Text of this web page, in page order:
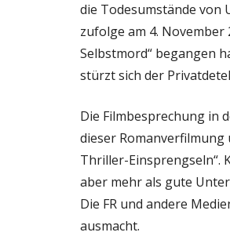
die Todesumstände von
zufolge am 4. November
Selbstmord“ begangen
stürzt sich der
Die Filmbesprechung in
dieser
Thriller-Einsprengseln“.
aber mehr als gute
Die FR und andere
ausmacht.